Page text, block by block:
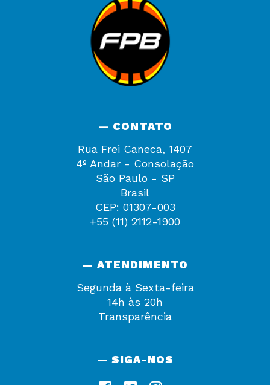
— CONTATO
Rua Frei Caneca, 1407
4º Andar - Consolação
São Paulo - SP
Brasil
CEP: 01307-003
+55 (11) 2112-1900
— ATENDIMENTO
Segunda à Sexta-feira
14h às 20h
Transparência
— SIGA-NOS